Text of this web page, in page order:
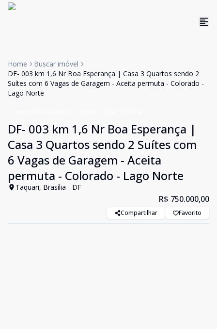
Home
Buscar imóvel
DF- 003 km 1,6 Nr Boa Esperança | Casa 3 Quartos sendo 2
Suítes com 6 Vagas de Garagem - Aceita permuta - Colorado -
Lago Norte
DF- 003 km 1,6 Nr Boa Esperança |
Casa 3 Quartos sendo 2 Suítes com
6 Vagas de Garagem - Aceita
permuta - Colorado - Lago Norte
Taquari, Brasília - DF
R$ 750.000,00
Compartilhar Favorito